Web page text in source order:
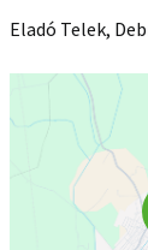
Eladó Telek,